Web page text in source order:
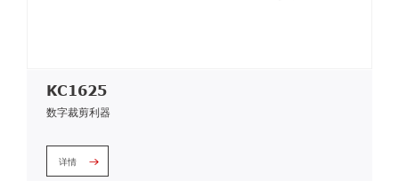
KC1625
数字裁剪利器
详情